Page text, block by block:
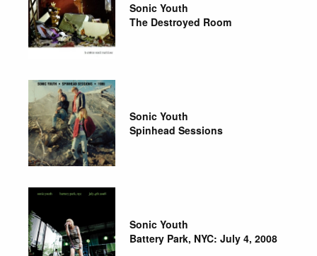
Sonic Youth
The Destroyed Room
Sonic Youth
Spinhead Sessions
Sonic Youth
Battery Park, NYC: July 4, 2008